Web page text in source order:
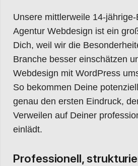
Unsere mittlerweile 14-
Agentur Webdesign ist ein
Dich, weil wir die
Branche besser einschätzen
Webdesign mit WordPress
So bekommen Deine
genau den ersten Eindruck,
Verweilen auf Deiner
einlädt.
Professionell,